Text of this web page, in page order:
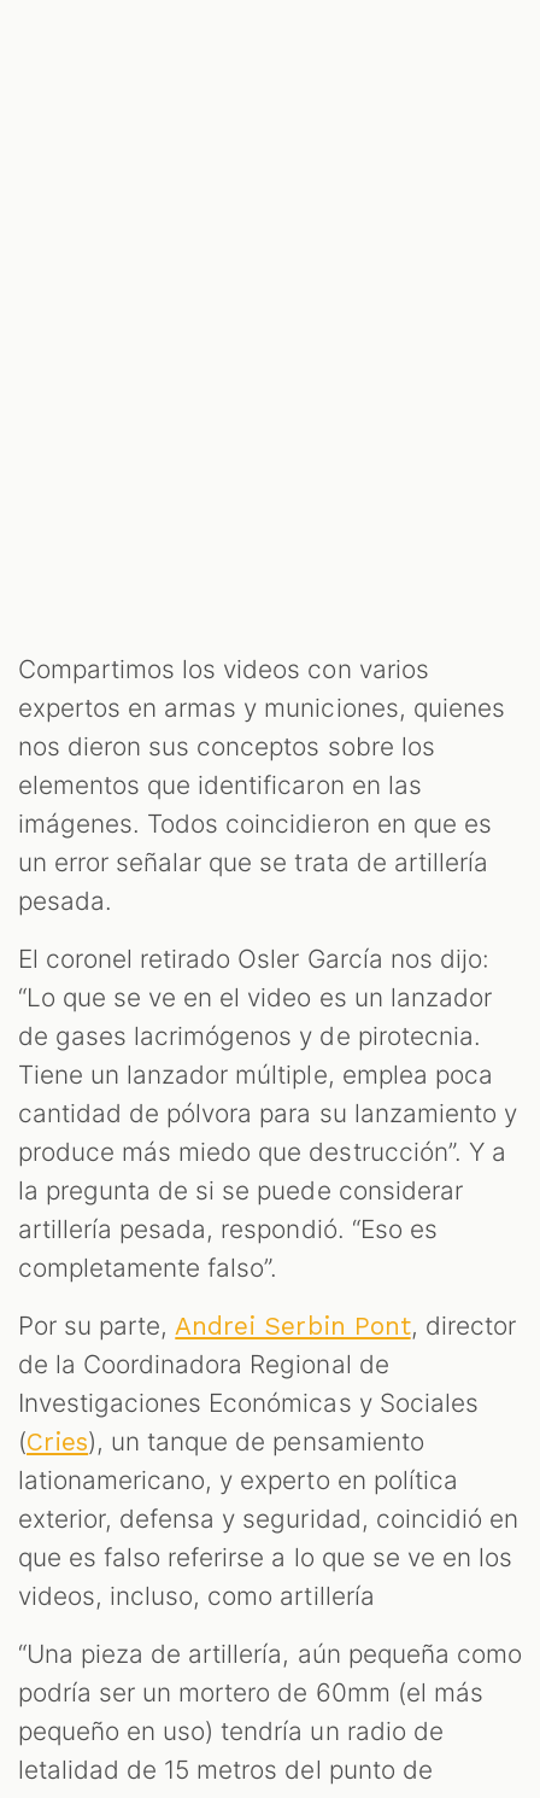
Compartimos los videos con varios
expertos en armas y municiones, quienes
nos dieron sus conceptos sobre los
elementos que identificaron en las
imágenes. Todos coincidieron en que es
un error señalar que se trata de artillería
pesada.
El coronel retirado Osler García nos dijo:
“Lo que se ve en el video es un lanzador
de gases lacrimógenos y de pirotecnia.
Tiene un lanzador múltiple, emplea poca
cantidad de pólvora para su lanzamiento y
produce más miedo que destrucción”. Y a
la pregunta de si se puede considerar
artillería pesada, respondió. “Eso es
completamente falso”.
Por su parte, Andrei Serbin Pont, director
de la Coordinadora Regional de
Investigaciones Económicas y Sociales
(Cries), un tanque de pensamiento
lationamericano, y experto en política
exterior, defensa y seguridad, coincidió en
que es falso referirse a lo que se ve en los
videos, incluso, como artillería
“Una pieza de artillería, aún pequeña como
podría ser un mortero de 60mm (el más
pequeño en uso) tendría un radio de
letalidad de 15 metros del punto de